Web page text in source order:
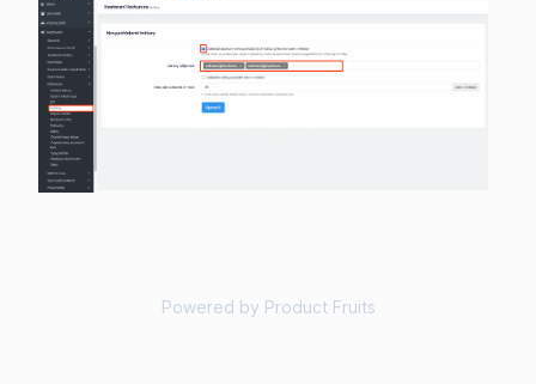
Powered by Product Fruits